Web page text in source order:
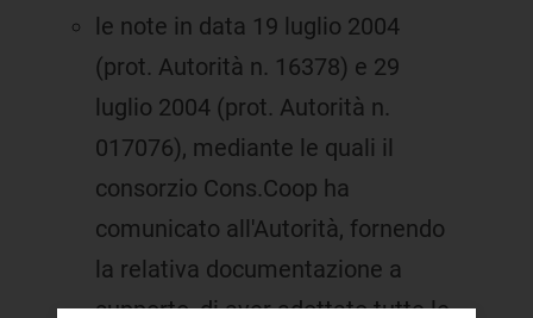
le note in data 19 luglio 2004
(prot. Autorità n. 16378) e 29
luglio 2004 (prot. Autorità n.
017076), mediante le quali il
consorzio Cons.Coop ha
comunicato all'Autorità, fornendo
la relativa documentazione a
supporto, di aver adottato tutte le